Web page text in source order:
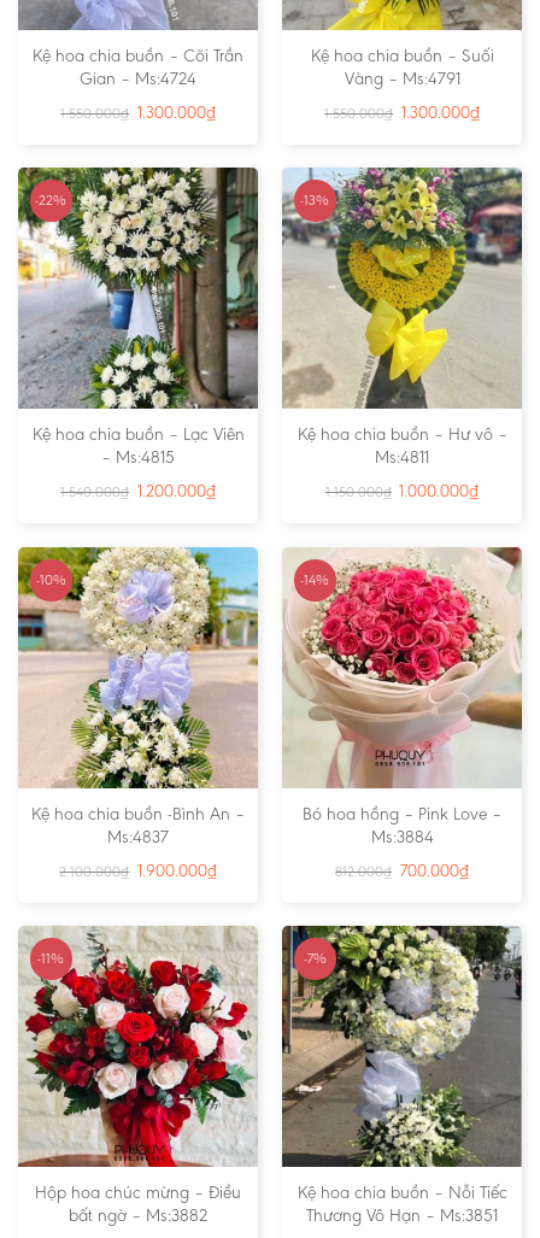
Kệ hoa chia buồn – Cõi Trần
Gian – Ms:4724
1.550.000₫ 1.300.000₫
Kệ hoa chia buồn – Suối
Vàng – Ms:4791
1.550.000₫ 1.300.000₫
-22%
Kệ hoa chia buồn – Lạc Viên
– Ms:4815
1.540.000₫ 1.200.000₫
-13%
Kệ hoa chia buồn – Hư vô –
Ms:4811
1.150.000₫ 1.000.000₫
-10%
Kệ hoa chia buồn -Bình An –
Ms:4837
2.100.000₫ 1.900.000₫
-14%
Bó hoa hồng – Pink Love –
Ms:3884
812.000₫ 700.000₫
-11%
Hộp hoa chúc mừng – Điều
bất ngờ – Ms:3882
-7%
Kệ hoa chia buồn – Nỗi Tiếc
Thương Vô Hạn – Ms:3851